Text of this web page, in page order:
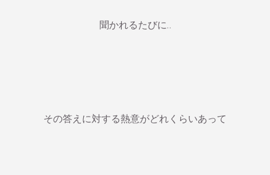
聞かれるたびに‥
その答えに対する熱意がどれくらいあって